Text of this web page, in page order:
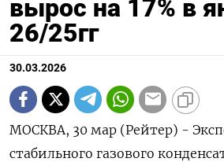
вырос на 17% в
26/25гг
30.03.2026
МОСКВА, 30 мар (Рейтер) -
стабильного газового